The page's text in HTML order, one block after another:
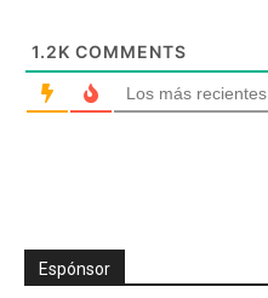
1.2K COMMENTS
Los más recientes
Espónsor